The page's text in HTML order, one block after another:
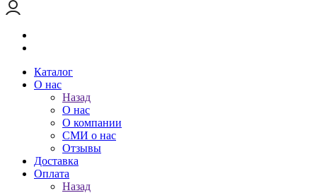
Каталог
О нас
Назад
О нас
О компании
СМИ о нас
Отзывы
Доставка
Оплата
Назад